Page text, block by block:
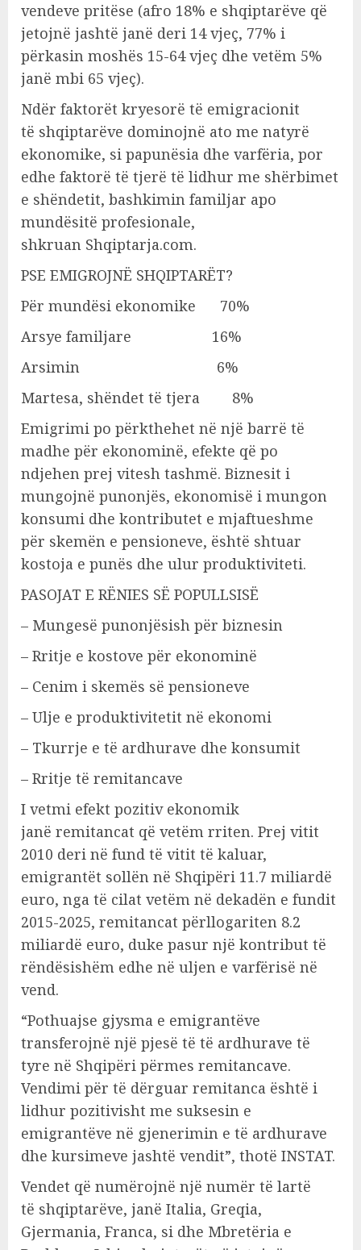
vendeve pritëse (afro 18% e shqiptarëve që
jetojnë jashtë janë deri 14 vjeç, 77% i
përkasin moshës 15-64 vjeç dhe vetëm 5%
janë mbi 65 vjeç).
Ndër faktorët kryesorë të emigracionit
të shqiptarëve dominojnë ato me natyrë
ekonomike, si papunësia dhe varfëria, por
edhe faktorë të tjerë të lidhur me shërbimet
e shëndetit, bashkimin familjar apo
mundësitë profesionale,
shkruan Shqiptarja.com.
PSE EMIGROJNË SHQIPTARËT?
Për mundësi ekonomike 70%
Arsye familjare 16%
Arsimin 6%
Martesa, shëndet të tjera 8%
Emigrimi po përkthehet në një barrë të
madhe për ekonominë, efekte që po
ndjehen prej vitesh tashmë. Biznesit i
mungojnë punonjës, ekonomisë i mungon
konsumi dhe kontributet e mjaftueshme
për skemën e pensioneve, është shtuar
kostoja e punës dhe ulur produktiviteti.
PASOJAT E RËNIES SË POPULLSISË
– Mungesë punonjësish për biznesin
– Rritje e kostove për ekonominë
– Cenim i skemës së pensioneve
– Ulje e produktivitetit në ekonomi
– Tkurrje e të ardhurave dhe konsumit
– Rritje të remitancave
I vetmi efekt pozitiv ekonomik
janë remitancat që vetëm rriten. Prej vitit
2010 deri në fund të vitit të kaluar,
emigrantët sollën në Shqipëri 11.7 miliardë
euro, nga të cilat vetëm në dekadën e fundit
2015-2025, remitancat përllogariten 8.2
miliardë euro, duke pasur një kontribut të
rëndësishëm edhe në uljen e varfërisë në
vend.
“Pothuajse gjysma e emigrantëve
transferojnë një pjesë të të ardhurave të
tyre në Shqipëri përmes remitancave.
Vendimi për të dërguar remitanca është i
lidhur pozitivisht me suksesin e
emigrantëve në gjenerimin e të ardhurave
dhe kursimeve jashtë vendit”, thotë INSTAT.
Vendet që numërojnë një numër të lartë
të shqiptarëve, janë Italia, Greqia,
Gjermania, Franca, si dhe Mbretëria e